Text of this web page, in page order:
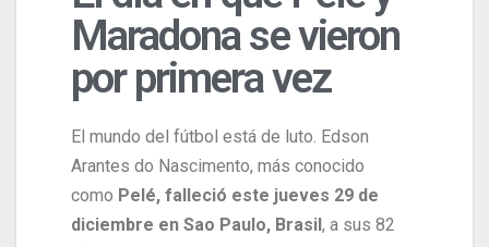
Maradona se vieron
por primera vez
El mundo del fútbol está de luto. Edson
Arantes do Nascimento, más conocido
como Pelé, falleció este jueves 29 de
diciembre en Sao Paulo, Brasil, a sus 82